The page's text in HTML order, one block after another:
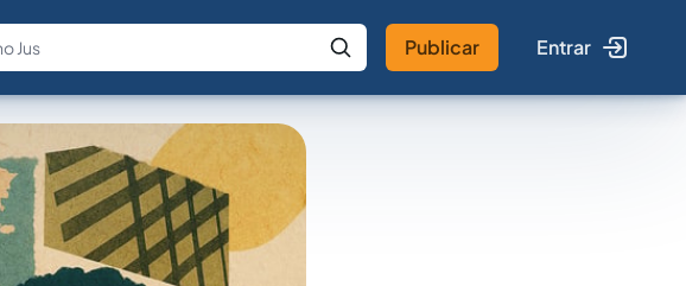
Fale com a IA Buscar no Jus
Publicar Entrar